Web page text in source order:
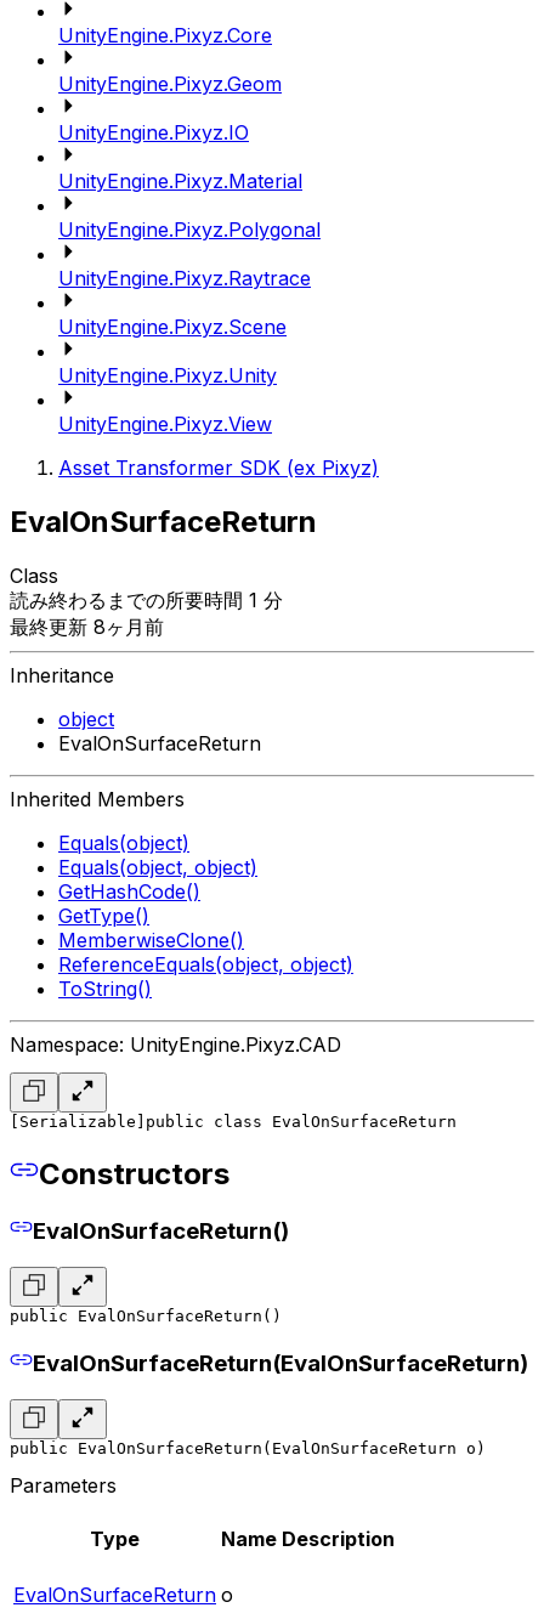
UnityEngine.Pixyz.Core
UnityEngine.Pixyz.Geom
UnityEngine.Pixyz.IO
UnityEngine.Pixyz.Material
UnityEngine.Pixyz.Polygonal
UnityEngine.Pixyz.Raytrace
UnityEngine.Pixyz.Scene
UnityEngine.Pixyz.Unity
UnityEngine.Pixyz.View
Asset Transformer SDK (ex Pixyz)
EvalOnSurfaceReturn
Class
読み終わるまでの所要時間 1 分
最終更新 8ヶ月前
Inheritance
object
EvalOnSurfaceReturn
Inherited Members
Equals(object)
Equals(object, object)
GetHashCode()
GetType()
MemberwiseClone()
ReferenceEquals(object, object)
ToString()
Namespace: UnityEngine.Pixyz.CAD
[Serializable] public class EvalOnSurfaceReturn
Constructors
EvalOnSurfaceReturn()
public EvalOnSurfaceReturn()
EvalOnSurfaceReturn(EvalOnSurfaceReturn)
public EvalOnSurfaceReturn(EvalOnSurfaceReturn o)
Parameters
Type Name Description
EvalOnSurfaceReturn o